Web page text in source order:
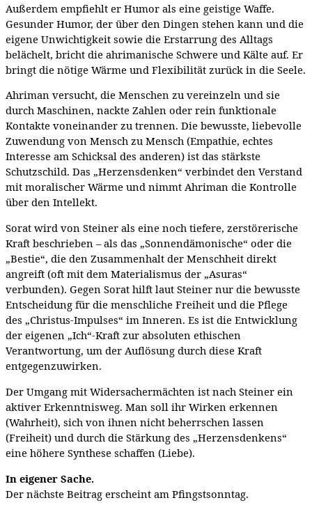
Außerdem empfiehlt er Humor als eine geistige Waffe.
Gesunder Humor, der über den Dingen stehen kann und die
eigene Unwichtigkeit sowie die Erstarrung des Alltags
belächelt, bricht die ahrimanische Schwere und Kälte auf. Er
bringt die nötige Wärme und Flexibilität zurück in die Seele.
Ahriman versucht, die Menschen zu vereinzeln und sie
durch Maschinen, nackte Zahlen oder rein funktionale
Kontakte voneinander zu trennen. Die bewusste, liebevolle
Zuwendung von Mensch zu Mensch (Empathie, echtes
Interesse am Schicksal des anderen) ist das stärkste
Schutzschild. Das „Herzensdenken“ verbindet den Verstand
mit moralischer Wärme und nimmt Ahriman die Kontrolle
über den Intellekt.
Sorat wird von Steiner als eine noch tiefere, zerstörerische
Kraft beschrieben – als das „Sonnendämonische“ oder die
„Bestie“, die den Zusammenhalt der Menschheit direkt
angreift (oft mit dem Materialismus der „Asuras“
verbunden). Gegen Sorat hilft laut Steiner nur die bewusste
Entscheidung für die menschliche Freiheit und die Pflege
des „Christus-Impulses“ im Inneren. Es ist die Entwicklung
der eigenen „Ich“-Kraft zur absoluten ethischen
Verantwortung, um der Auflösung durch diese Kraft
entgegenzuwirken.
Der Umgang mit Widersachermächten ist nach Steiner ein
aktiver Erkenntnisweg. Man soll ihr Wirken erkennen
(Wahrheit), sich von ihnen nicht beherrschen lassen
(Freiheit) und durch die Stärkung des „Herzensdenkens“
eine höhere Synthese schaffen (Liebe).
In eigener Sache.
Der nächste Beitrag erscheint am Pfingstsonntag.